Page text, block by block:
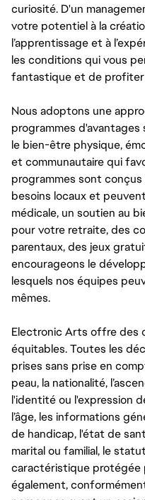
curiosité. D'un
votre potentiel à la
l’apprentissage et à
les conditions qui vous
fantastique et de
Nous adoptons une
programmes
le bien-être physique,
et communautaire qui
programmes sont
besoins locaux et
médicale, un soutien au
pour votre retraite, des
parentaux, des jeux
encourageons le
lesquels nos équipes
mêmes.
Electronic Arts offre des
équitables. Toutes les
prises sans prise en
peau, la nationalité,
l'identité ou l'expression
l’âge, les informations
de handicap, l'état de
marital ou familial, le
caractéristique protégée
également,